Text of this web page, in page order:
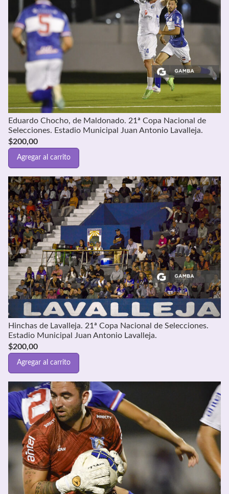
Eduardo Chocho, de Maldonado. 21ª Copa Nacional de
Selecciones. Estadio Municipal Juan Antonio Lavalleja.
$200,00
Agregar al carrito
Hinchas de Lavalleja. 21ª Copa Nacional de Selecciones.
Estadio Municipal Juan Antonio Lavalleja.
$200,00
Agregar al carrito